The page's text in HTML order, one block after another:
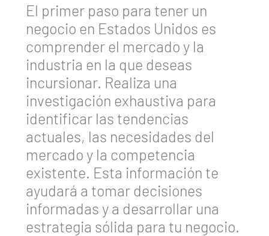
El primer paso para tener un
negocio en Estados Unidos es
comprender el mercado y la
industria en la que deseas
incursionar. Realiza una
investigación exhaustiva para
identificar las tendencias
actuales, las necesidades del
mercado y la competencia
existente. Esta información te
ayudará a tomar decisiones
informadas y a desarrollar una
estrategia sólida para tu negocio.